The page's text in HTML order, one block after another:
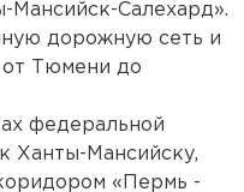
Салехард».
дорожную сеть и
от Тюмени до
федеральной
Ханты-Мансийску,
«Пермь -